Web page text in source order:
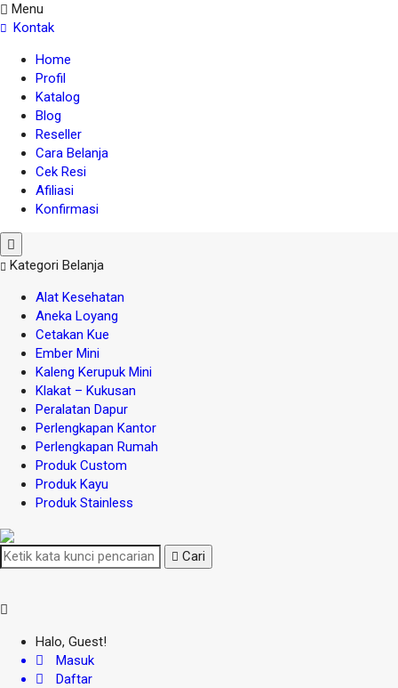
Menu
Kontak
Home
Profil
Katalog
Blog
Reseller
Cara Belanja
Cek Resi
Afiliasi
Konfirmasi
Kategori Belanja
Alat Kesehatan
Aneka Loyang
Cetakan Kue
Ember Mini
Kaleng Kerupuk Mini
Klakat – Kukusan
Peralatan Dapur
Perlengkapan Kantor
Perlengkapan Rumah
Produk Custom
Produk Kayu
Produk Stainless
Cari
Halo, Guest!
Masuk
Daftar